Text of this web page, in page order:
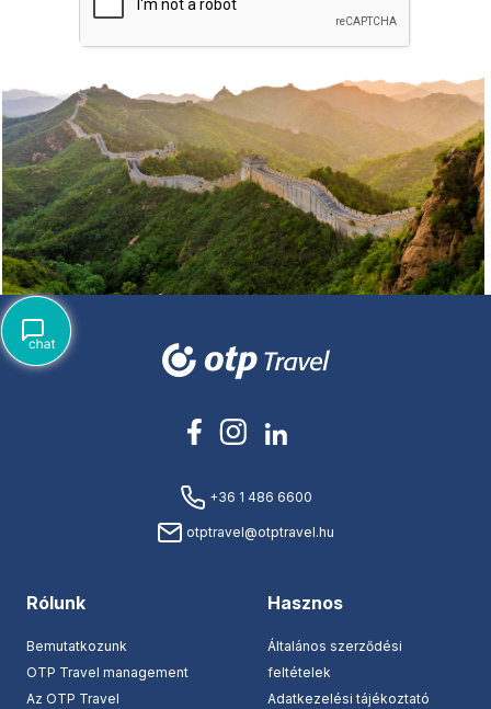
+36 1 486 6600
otptravel@otptravel.hu
Rólunk
Bemutatkozunk
OTP Travel management
Az OTP Travel
Hasznos
Általános szerződési
feltételek
Adatkezelési tájékoztató